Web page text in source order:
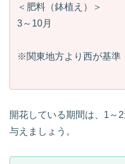
＜肥料（鉢植え）＞
3～10月
※関東地方より西が基準
開花している期間は、1～
与えましょう。